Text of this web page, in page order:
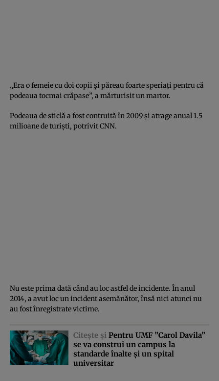
„Era o femeie cu doi copii şi păreau foarte speriaţi pentru că
podeaua tocmai crăpase”, a mărturisit un martor.
Podeaua de sticlă a fost contruită în 2009 şi atrage anual 1.5
milioane de turişti, potrivit CNN.
Nu este prima dată când au loc astfel de incidente. În anul
2014, a avut loc un incident asemănător, însă nici atunci nu
au fost înregistrate victime.
Citeşte şi Pentru UMF ”Carol Davila”
se va construi un campus la
standarde înalte şi un spital
universitar